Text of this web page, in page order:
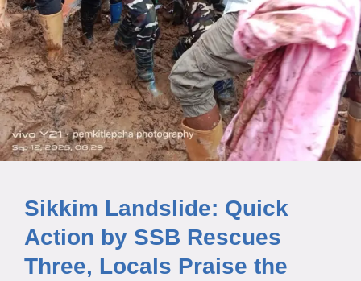
Sikkim Landslide: Quick
Action by SSB Rescues
Three, Locals Praise the